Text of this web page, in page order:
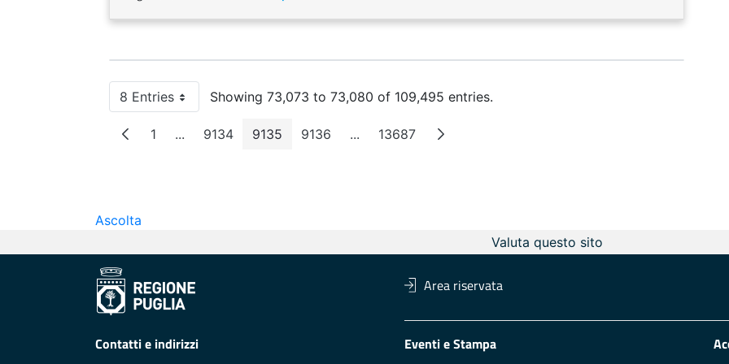
8 EntriesPer PageShowing 73,073 to 73,080 of 109,495 entries.
Page
1 ...Intermediate Pages
Page
9134 Page
9135 Page
9136 ...Intermediate Pages
Page
13687
Ascolta
Valuta questo sito
Area riservata
Contatti e indirizzi
Eventi e Stampa